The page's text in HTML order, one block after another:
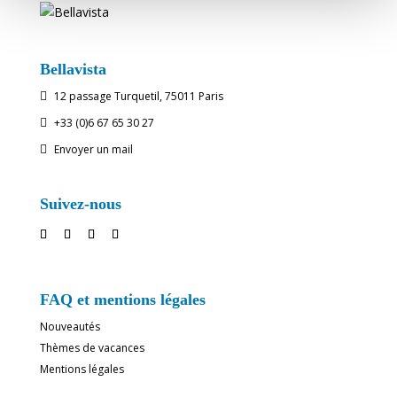
Bellavista
 12 passage Turquetil, 75011 Paris
 +33 (0)6 67 65 30 27
 Envoyer un mail
Suivez-nous
FAQ et mentions légales
Nouveautés
Thèmes de vacances
Mentions légales